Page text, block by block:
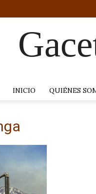
INICIO QUIÉNES